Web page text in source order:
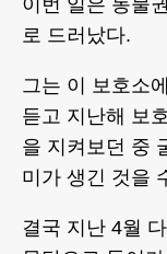
이번 일은 동물
로 드러났다.
그는 이 보호소
듣고 지난해 보
을 지켜보던 중
미가 생긴 것을
결국 지난 4월